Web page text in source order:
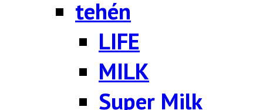
tehén
LIFE
MILK
Super Milk